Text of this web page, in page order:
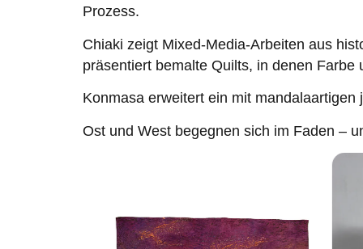
Prozess.
Chiaki zeigt Mixed-Media-Arbeiten aus
präsentiert bemalte Quilts, in denen
Konmasa erweitert ein mit
Ost und West begegnen sich im Faden –